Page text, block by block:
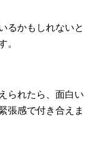
るかもしれないと
。
られたら、面白い
張感で付き合えま